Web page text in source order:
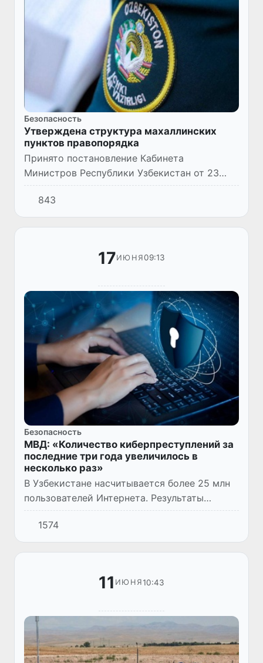
Безопасность
Утверждена структура махаллинских
пунктов правопорядка
Принято постановление Кабинета
Министров Республики Узбекистан от 23
июня 2022 года № 343 «О дополнительных
мерах по дальнейшему совершенствованию
деятельности махаллинских пунктов...
843
17ИЮНЯ09:13
Безопасность
МВД: «Количество киберпреступлений за
последние три года увеличилось в
несколько раз»
В Узбекистане насчитывается более 25 млн
пользователей Интернета. Результаты
проведенного анализа свидетельствуют о
том, что на сегодняшний день в нашей
стране наблюдается тенденци...
1574
11 ИЮНЯ10:43